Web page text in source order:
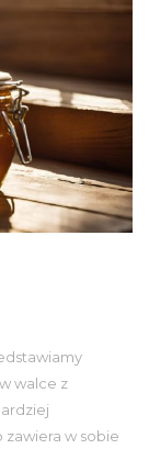
walce z
w sobie